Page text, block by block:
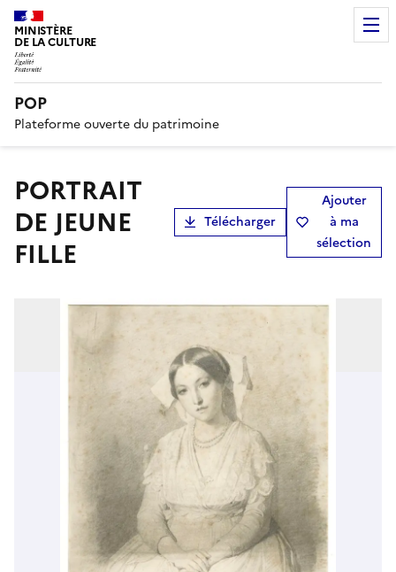
MINISTÈRE
DE LA CULTURE
POP
Plateforme ouverte du patrimoine
PORTRAIT
DE JEUNE
FILLE
Télécharger
Ajouter
à ma
sélection